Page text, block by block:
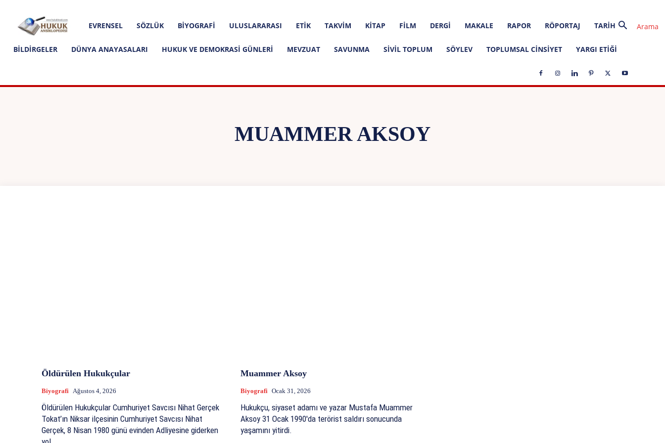
Hukuk
Ansiklopedisi
EVRENSEL SÖZLÜK BIYOGRAFI ULUSLARARASI ETIK TAKVIM KITAP FILM DERGI MAKALE RAPOR RÖPORTAJ TARIH
BILDIRGELER DÜNYA ANAYASALARI HUKUK VE DEMOKRASI GÜNLERI MEVZUAT SAVUNMA SIVIL TOPLUM SÖYLEV TOPLUMSAL CINSIYET YARGI ETIĞI
MUAMMER AKSOY
Öldürülen Hukukçular
Biyografi Ağustos 4, 2026
Öldürülen Hukukçular Cumhuriyet Savcısı Nihat Gerçek
Tokat’ın Niksar ilçesinin Cumhuriyet Savcısı Nihat
Gerçek, 8 Nisan 1980 günü evinden Adliyesine giderken
Muammer Aksoy
Biyografi Ocak 31, 2026
Hukukçu, siyaset adamı ve yazar Mustafa Muammer
Aksoy 31 Ocak 1990'da terörist saldırı sonucunda
yaşamını yitirdi.